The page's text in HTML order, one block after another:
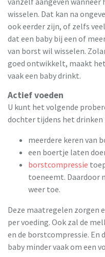
wisselen. Dat kan na
ook eerder zijn, of zelfs
dat een baby bij een of
van borst wil wisselen.
goed ontwikkelt, maakt
vaak een baby drinkt.
Actief voeden
U kunt het volgende
dochter tijdens het drinken
meerdere keren van
een boertje laten
borstcompressie
toeneemt. Daardoor
weer toe.
Deze maatregelen zorgen
per voeding. Ook zal de
en de borstcompressie. En
baby minder vaak om een